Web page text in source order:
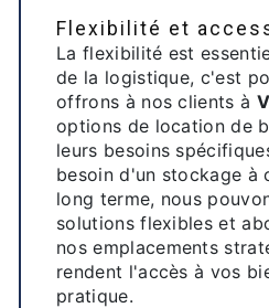
Flexibilité et
La flexibilité est
de la logistique, c'est
offrons à nos clients à
options de location de
leurs besoins
besoin d'un stockage à
long terme, nous
solutions flexibles et
nos emplacements
rendent l'accès à vos
pratique.